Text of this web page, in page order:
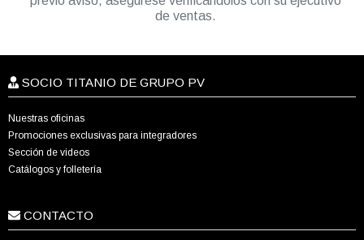
de ventas.
SOCIO TITANIO DE GRUPO PV
Nuestras oficinas
Promociones exclusivas para integradores
Sección de videos
Catálogos y folletería
CONTACTO